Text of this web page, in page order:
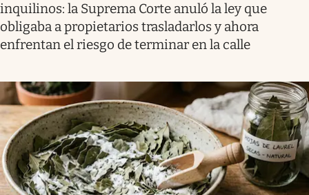
inquilinos: la Suprema Corte anuló la ley que
obligaba a propietarios trasladarlos y ahora
enfrentan el riesgo de terminar en la calle